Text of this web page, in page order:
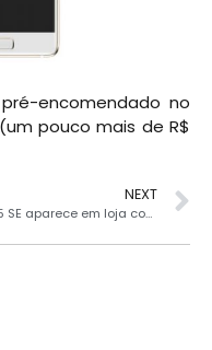
encomendado no
pouco mais de R$
NEXT
LG G5 SE aparece em loja com preço absurdo